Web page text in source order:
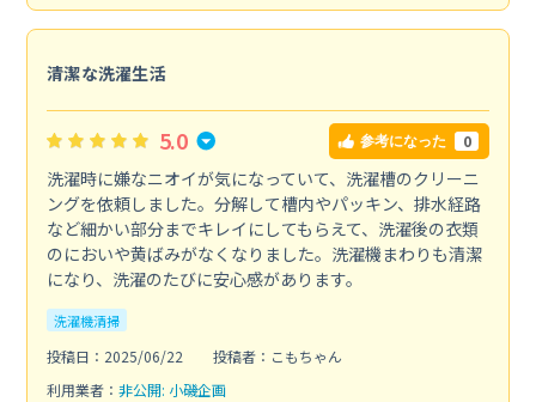
清潔な洗濯生活
5.0 参考になった 0
洗濯時に嫌なニオイが気になっていて、洗濯槽のクリーニ
ングを依頼しました。分解して槽内やパッキン、排水経路
など細かい部分までキレイにしてもらえて、洗濯後の衣類
のにおいや黄ばみがなくなりました。洗濯機まわりも清潔
になり、洗濯のたびに安心感があります。
洗濯機清掃
投稿日：2025/06/22
投稿者：こもちゃん
利用業者： 非公開: 小磯企画